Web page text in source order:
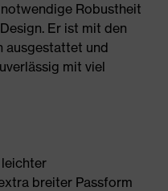
Robustheit
Er ist mit den
ausgestattet und
mit viel
breiter Passform